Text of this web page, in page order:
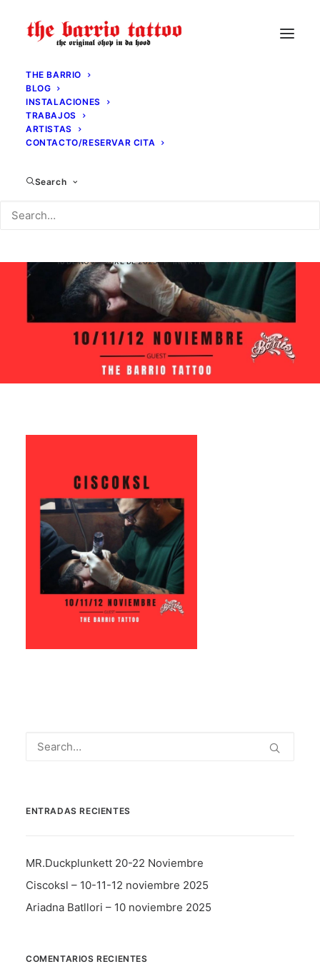
THE BARRIO
BLOG
INSTALACIONES
TRABAJOS
ARTISTAS
CONTACTO/RESERVAR CITA
Search
16 DE NOVIEMBRE DE 2025 | INARTIST | BYADMIN
ENTRADAS RECIENTES
MR.Duckplunkett 20-22 Noviembre
Ciscoksl – 10-11-12 noviembre 2025
Ariadna Batllori – 10 noviembre 2025
COMENTARIOS RECIENTES